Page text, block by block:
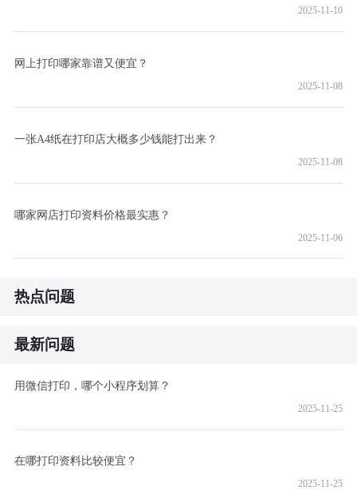
2025-11-10
网上打印哪家靠谱又便宜？
2025-11-08
一张A4纸在打印店大概多少钱能打出来？
2025-11-08
哪家网店打印资料价格最实惠？
2025-11-06
热点问题
最新问题
用微信打印，哪个小程序划算？
2025-11-25
在哪打印资料比较便宜？
2025-11-25